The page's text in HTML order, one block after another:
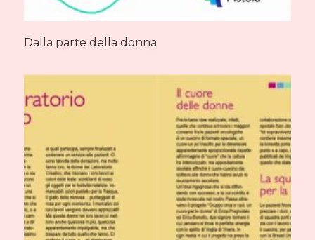
Dalla parte della donna